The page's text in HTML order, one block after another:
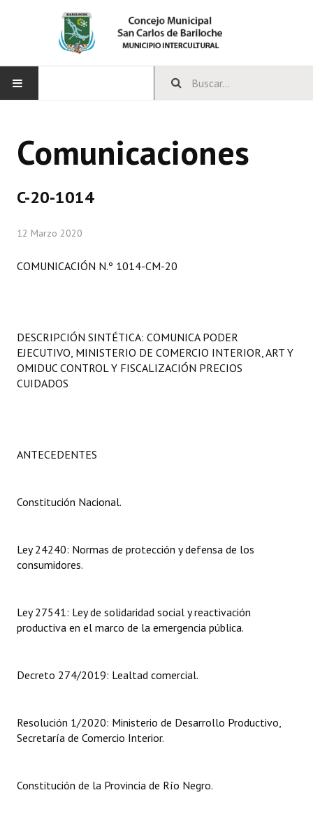
CONCEJO
Comisiones Especiales
LEGISLACIÓN
Constitución Nacional
Digesto
DOCUMENTOS
Proyectos Presentados
Actas de Sesión
Ejecución Presupuestaria
Comunicaciones
C-20-1014
12 Marzo 2020
COMUNICACIÓN N.º 1014-CM-20
DESCRIPCIÓN SINTÉTICA: COMUNICA PODER
EJECUTIVO, MINISTERIO DE COMERCIO INTERIOR, ART Y
OMIDUC CONTROL Y FISCALIZACIÓN PRECIOS
CUIDADOS
ANTECEDENTES
Constitución Nacional.
Ley 24240: Normas de protección y defensa de los
consumidores.
Ley 27541: Ley de solidaridad social y reactivación
productiva en el marco de la emergencia pública.
Decreto 274/2019: Lealtad comercial.
Resolución 1/2020: Ministerio de Desarrollo Productivo,
Secretaría de Comercio Interior.
Constitución de la Provincia de Río Negro.